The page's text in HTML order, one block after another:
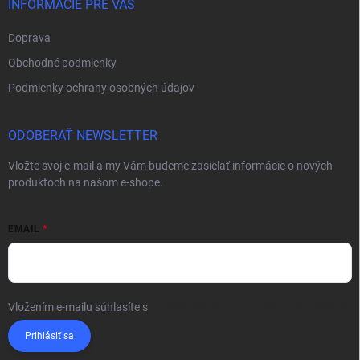
INFORMÁCIE PRE VÁS
Doprava
Obchodné podmienky
Podmienky ochrany osobných údajov
ODOBERAŤ NEWSLETTER
Vložte svoj e-mail a my Vám budeme zasielať informácie o nových
produktoch na našom e-shope.
EMAIL
Vložením e-mailu súhlasíte s
Prihlásiť sa